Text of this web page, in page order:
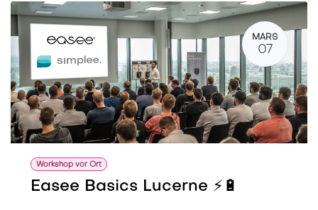
MARS
07
Workshop vor Ort
Easee Basics Lucerne ⚡️🔋